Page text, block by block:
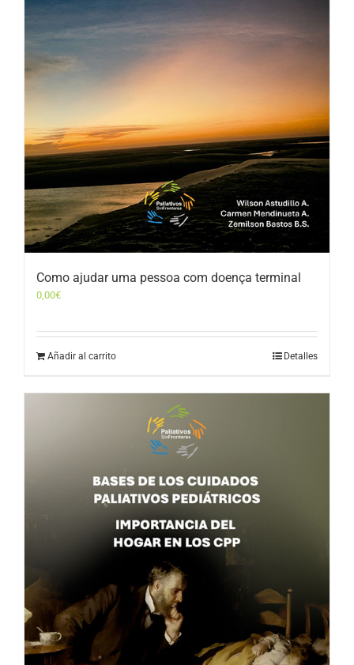
Como ajudar uma pessoa com doença terminal
0,00€
Añadir al carrito Detalles